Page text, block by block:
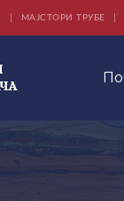
МАЈСТОРИ ТРУБЕ